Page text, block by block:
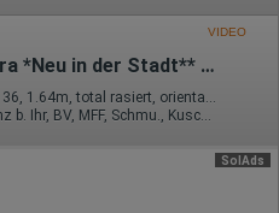
VIDEO
deutsche Nora *Neu in der Stadt** auch H&H**
SolAds